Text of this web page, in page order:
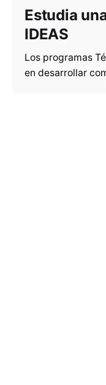
Estudia
IDEAS
Los programas
en desarrollar